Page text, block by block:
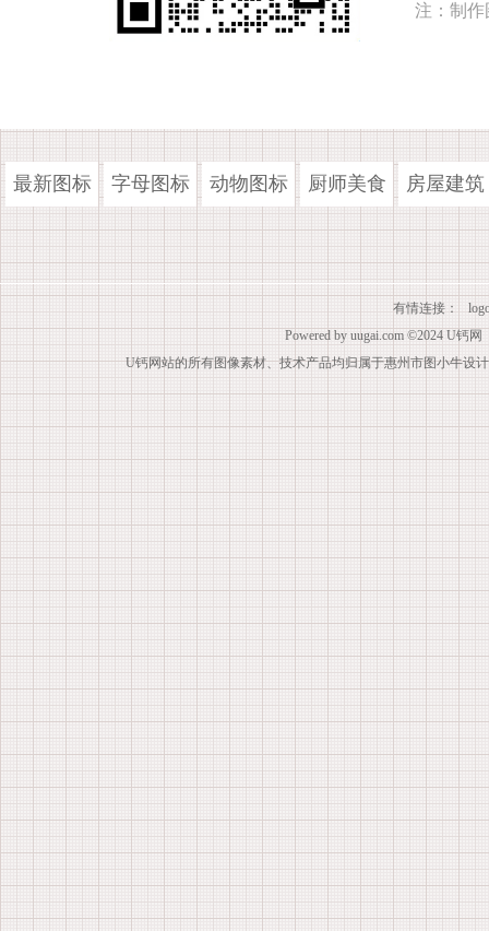
注：制作
最新图标 字母图标 动物图标 厨师美食 房屋建筑
有情连接：
Powered by uugai.com ©2024 U钙网
U钙网站的所有图像素材、技术产品均归属于惠州市图小牛设